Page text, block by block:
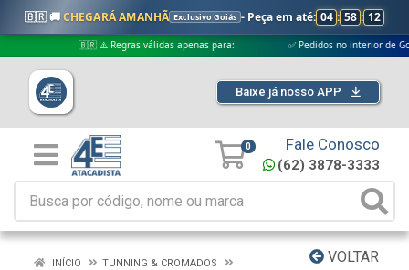
🇧🇷 🚚CHEGARÁ AMANHÃ Exclusivo Goiás - Peça em até: 04 : 58 : 12
🇧🇷 ⚠️ Regras válidas apenas para: ✅ Pedidos no interior de Goiás
Baixe já nosso APP
0 Fale Conosco
(62) 3878-3333
VOLTAR
INÍCIO
TUNNING & CROMADOS